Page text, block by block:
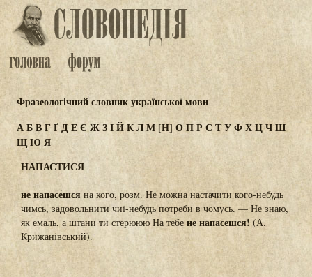
Фразеологічний словник української мови
АБВГҐДЕЄ ЖЗІЙКЛМ [Н] ОПР С ТУФХЦЧШ
ЩЮ Я
НАПАСТИСЯ
не напасе́шся на кого, розм. Не можна настачити кого-небудь
чимсь, задовольнити чиї-небудь потреби в чомусь. — Не знаю,
як емаль, а штани ти стерююю На тебе не напасешся! (А.
Крижанівський).